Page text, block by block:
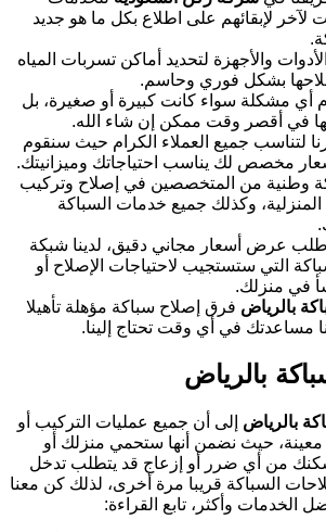
لآخر لإبقائهم على اطلاع بكل ما هو جديد
والأجهزة لتحديد أماكن تسربات المياه
بشكل فوري وحاسم.
أي مشكلة سواء كانت كبيرة أو صغيرة، بل
في أقصر وقت ممكن إن شاء الله.
لتناسب جميع العملاء الكرام حيث سنقوم
مخصص لك يناسب احتياجاتك وميزانيتك.
وطنية من المتخصصين في إصلاح وتركيب
المنزلية، وكذلك جميع خدمات السباكة
عرض أسعار مجاني دقيق، لدينا شبكة
التي ستستجيب لاحتياجات الإصلاح أو
في منزلك.
بالرياض فرق إصلاح سباكة مؤهلة تأهيلا
مساعدتك في أي وقت تحتاج إلينا.
بالرياض
بالرياض إلى أن جميع عمليات التركيب أو
معينة، حيث نضمن أنها ستحمي منزلك أو
من أي ضرر أو إزعاج قد يتطلب تدخل
السباكة قريبا مرة أخرى، لذلك كن معنا
الخدمات وأكثر، تابع القراءة: